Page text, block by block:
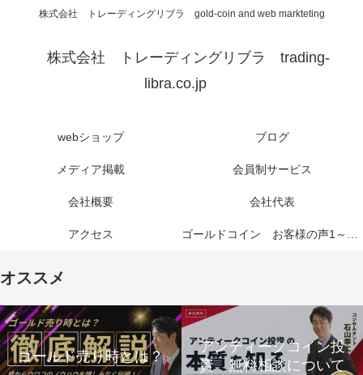
株式会社 トレーディングリブラ gold-coin and web markteting
株式会社 トレーディングリブラ trading-
libra.co.jp
webショップ ブログ
メディア掲載 会員制サービス
会社概要 会社代表
アクセス ゴールドコイン お客様の声1～6ページ
オススメ
ゴールド売り時とは？
アンティークコイン投
資 無料相談について